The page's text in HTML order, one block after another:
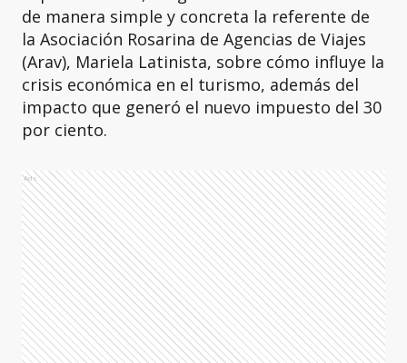
de manera simple y concreta la referente de
la Asociación Rosarina de Agencias de Viajes
(Arav), Mariela Latinista, sobre cómo influye la
crisis económica en el turismo, además del
impacto que generó el nuevo impuesto del 30
por ciento.
Ads